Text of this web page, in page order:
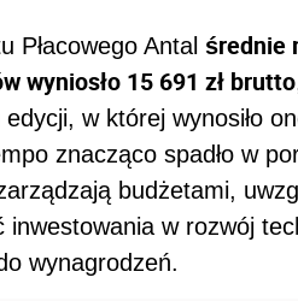
Płacowego Antal średnie
wyniosło 15 691 zł brutto
w której wynosiło
znacząco spadło w
budżetami,
inwestowania w rozwój
wynagrodzeń.